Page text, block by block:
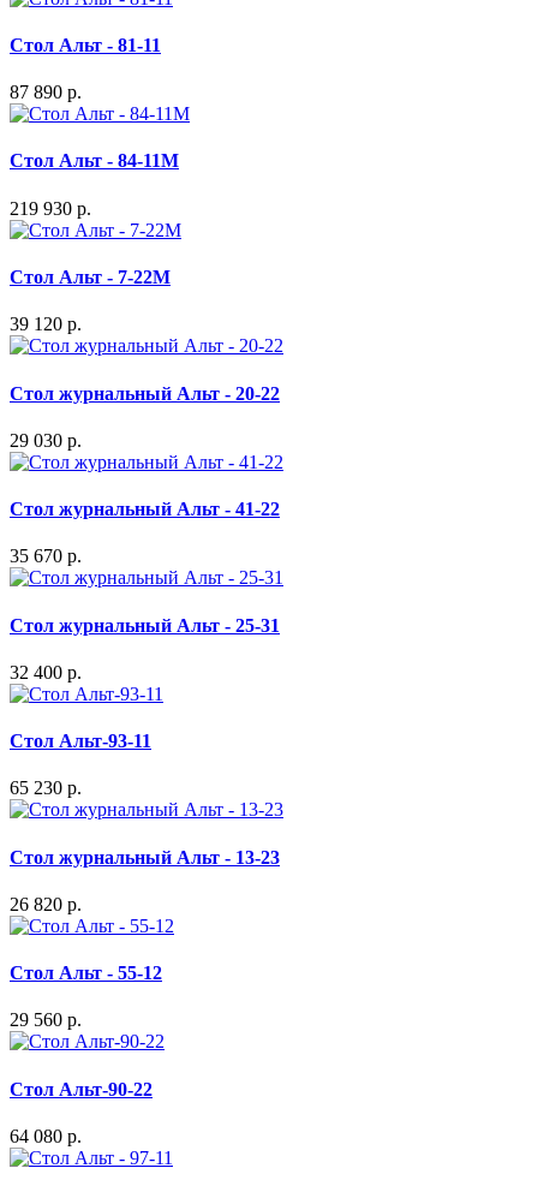
Стол Альт - 81-11
87 890 р.
Стол Альт - 84-11M
219 930 р.
Стол Альт - 7-22M
39 120 р.
Стол журнальный Альт - 20-22
29 030 р.
Стол журнальный Альт - 41-22
35 670 р.
Стол журнальный Альт - 25-31
32 400 р.
Стол Альт-93-11
65 230 р.
Стол журнальный Альт - 13-23
26 820 р.
Стол Альт - 55-12
29 560 р.
Стол Альт-90-22
64 080 р.